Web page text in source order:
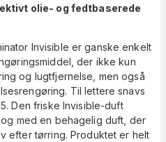
olie- og fedtbaserede
Invisible er ganske enkelt
der ikke kun
og lugtfjernelse, men også
Til lettere snavs
Den friske Invisible-duft
med en behagelig duft, der
efter tørring. Produktet er helt